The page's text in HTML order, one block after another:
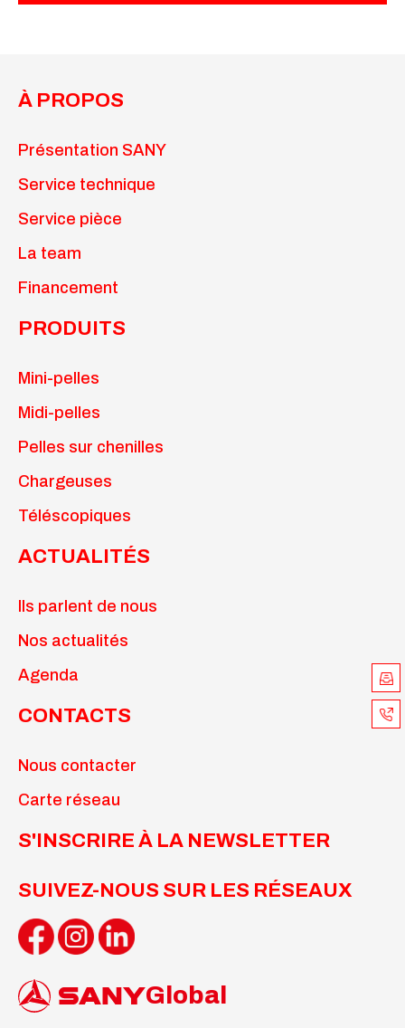
À PROPOS
Présentation SANY
Service technique
Service pièce
La team
Financement
PRODUITS
Mini-pelles
Midi-pelles
Pelles sur chenilles
Chargeuses
Téléscopiques
ACTUALITÉS
Ils parlent de nous
Nos actualités
Agenda
CONTACTS
Nous contacter
Carte réseau
S'INSCRIRE À LA NEWSLETTER
SUIVEZ-NOUS SUR LES RÉSEAUX
Global